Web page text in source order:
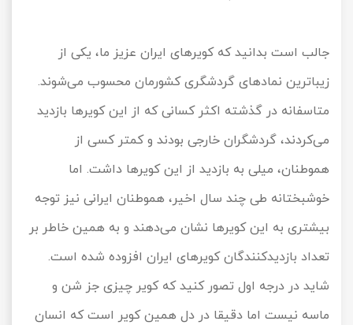
جالب است بدانید که کویرهای ایران عزیز ما، یکی از
زیباترین نماد‌های گردشگری کشورمان محسوب می‌شوند.
متاسفانه در گذشته اکثر کسانی که از این کویرها بازدید
می‌کردند، گردشگران خارجی بودند و کمتر کسی از
هموطنان، میلی به بازدید از این کویرها داشت. اما
خوشبختانه طی چند سال اخیر، هموطنان ایرانی نیز توجه
بیشتری به این کویرها نشان می‌دهند و به همین خاطر بر
تعداد بازدیدکنندگان کویرهای ایران افزوده شده است.
شاید در درجه اول تصور کنید که کویر چیزی جز شن و
ماسه نیست اما دقیقا در دل همین کویر است که انسان
تور کویر کاراکال
تور کویر مصر
تور هرمز
تور ماسوله
تور کیش از بندرعباس
تور قزاقستان اقساطی
تور زیارتی اقساطی